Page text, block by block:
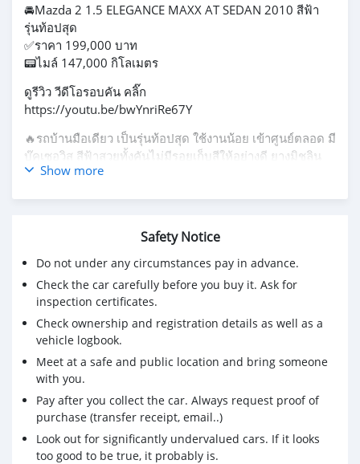
🚘Mazda 2 1.5 ELEGANCE MAXX AT SEDAN 2010 สีฟ้า
รุ่นท้อปสุด
✅ราคา 199,000 บาท
📟ไมล์ 147,000 กิโลเมตร
ดูรีวิว วีดีโอรอบคัน คลิ๊ก
https://youtu.be/bwYnriRe67Y
🔥รถบ้านมือเดียว เป็นรุ่นท้อปสุด ใช้งานน้อย เข้าศูนย์ตลอด มี
บุ๊คเซอวิส สีฟ้าสวยทั้งคันไม่มีรอยเก็บสีให้อย่างดี ยางมิชลิน
สภาพใหม่4เส้นเปลี่ยนตอนปี2021 เบาะหนังเดิมๆจากศูนย์ ล้อ
ใช้งานคนเดียว ซื้อป้ายแดงมาตัวท้อป ใช้งานรักษารถ เข้า
ศูนย์ตลอด ต่อประกันชั้น1 ทุกปี เป็นรถที่ขับสนุก คล่องตัว
อัตราเร่งดีมาก
Option เด่นๆรุ่นท้อป (รุ่นMAXX)
✔️เข้ารถโดยไม่ใช้กุญแจ SMART ENTRY
✔️สตาทรถ โดยไม่ใช้กุญแจ PUSH START
✔️ปุ่มควบคุมเครื่องเสียงบนพวงมาลัย
✔️ล้อแมครุ่นท้อป ขอบ 16 นิ้ว 195/50R16
✔️เบาะหนัง
✔️กระจกข้างปรับพับไฟฟ้า
✔️มาตรวัดแสดงอัตราการกินน้ำมัน MID
✔️เครื่องเสียง ใส่CDได้6แผ่น MP3 AUX
Show more
Safety Notice
Do not under any circumstances pay in advance.
Check the car carefully before you buy it. Ask for
inspection certificates.
Check ownership and registration details as well as a
vehicle logbook.
Meet at a safe and public location and bring someone
with you.
Pay after you collect the car. Always request proof of
purchase (transfer receipt, email..)
Look out for significantly undervalued cars. If it looks
too good to be true, it probably is.